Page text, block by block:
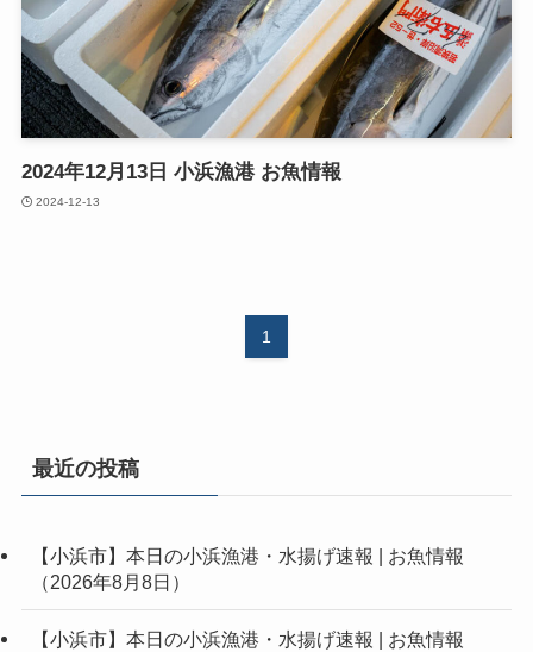
2024年12月13日 小浜漁港 お魚情報
2024-12-13
1
最近の投稿
【小浜市】本日の小浜漁港・水揚げ速報 | お魚情報
（2026年8月8日）
【小浜市】本日の小浜漁港・水揚げ速報 | お魚情報